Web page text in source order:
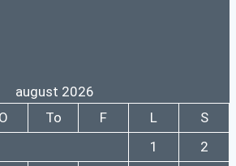
august 2026
O To F L
S
1
2